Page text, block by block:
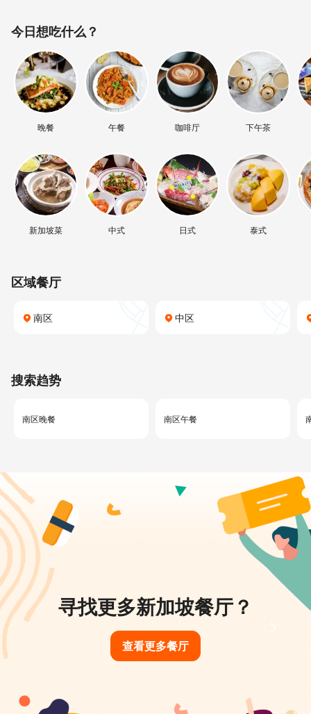
今日想吃什么？
晚餐 午餐 咖啡厅 下午茶
新加坡菜 中式 日式 泰式
区域餐厅
南区 中区
搜索趋势
南区晚餐 南区午餐
寻找更多新加坡餐厅？
查看更多餐厅